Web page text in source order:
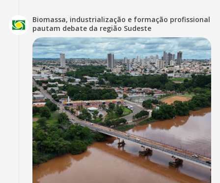
Biomassa, industrialização e formação profissional
pautam debate da região Sudeste